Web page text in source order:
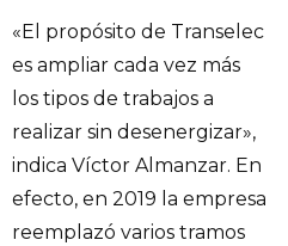
«El propósito de Transelec
es ampliar cada vez más
los tipos de trabajos a
realizar sin desenergizar»,
indica Víctor Almanzar. En
efecto, en 2019 la empresa
reemplazó varios tramos